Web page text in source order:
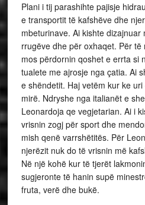
Plani i tij parashihte pajisje
e transportit të kafshëve dhe
mbeturinave. Ai kishte
rrugëve dhe për oxhaqet. Për
mos përdornin qoshet e errta si
tualete me ajrosje nga çatia. Ai
e shëndetit. Haj vetëm kur ke
mirë. Ndryshe nga italianët e
Leonardoja qe vegjetarian. Ai i
vrisnin zogj për sport dhe
mish qenë varrshëtitës. Për
njerëzit nuk do të vrisnin më
Në një kohë kur të tjerët
sugjeronte të hanin supë
fruta, verë dhe bukë.